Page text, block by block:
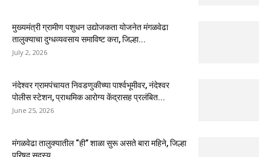
मुख्यमंत्री ग्रामीण पशुधन उद्योजकता योजनेत मंगळवेढा
तालुक्याचा दुग्धव्यवसाय समाविष्ट करा, जिल्हा...
July 2, 2026
नंदेश्वर ग्रामपंचायत निवडणुकीच्या पार्श्वभूमीवर, नंदेश्वर
पोलीस स्टेशन, प्राथमिक आरोग्य केंद्रासह प्रलंबित...
June 25, 2026
मंगळवेढा तालुक्यातील “ही” शाळा सुरू असते बारा महिने, जिल्हा